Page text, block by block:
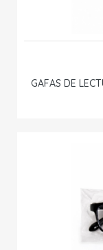
GAFAS DE